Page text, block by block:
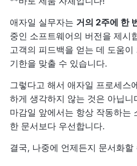
애자일 실무자는 거의 2주에 한
중인 소프트웨어의 버전을 제시
고객의 피드백을 얻는 데 도움
기한을 맞출 수 있습니다.
그렇다고 해서 애자일 프로세스
하게 생각하지 않는 것은 아닙니
마감일 앞에서는 항상 작동하는
한 문서보다 우선합니다.
결국, 나중에 언제든지 문서화할